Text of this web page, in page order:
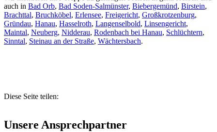
auch in Bad Orb, Bad Soden-Salmünster, Biebergemünd, Birstein,
Brachttal, Bruchköbel, Erlensee, Freigericht, Großkrotzenburg,
Gründau, Hanau, Hasselroth, Langenselbold, Linsengericht,
Maintal, Neuberg, Nidderau, Rodenbach bei Hanau, Schlüchtern,
Sinntal, Steinau an der Straße, Wächtersbach.
Diese Seite teilen:
Unsere Ansprechpartner